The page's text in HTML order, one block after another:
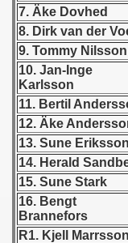
7. Äke Dovhed
8. Dirk van der
9. Tommy Nilsson
10. Jan-Inge
Karlsson
11. Bertil
12. Äke
13. Sune Eriksson
14. Herald
15. Sune Stark
16. Bengt
Brannefors
R1. Kjell Marrsson